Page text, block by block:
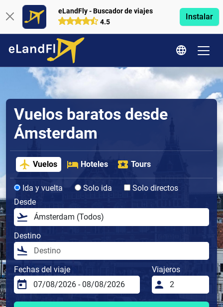
eLandFly - Buscador de viajes
4.5
Instalar
Vuelos baratos desde
Ámsterdam
Vuelos Hoteles Tours
Ida y vuelta Solo ida
Solo directos
Desde
Destino
Fechas del viaje Viajeros